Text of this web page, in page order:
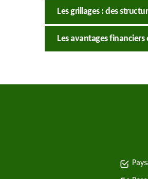
Les grillages : des
Les avantages